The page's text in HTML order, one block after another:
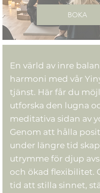
BOKA
En värld av inre
harmoni med vår
tjänst. Här får du
utforska den lugna
meditativa sidan av
Genom att hålla
under längre tid
utrymme för djup
och ökad flexibilitet.
tid att stilla sinnet,